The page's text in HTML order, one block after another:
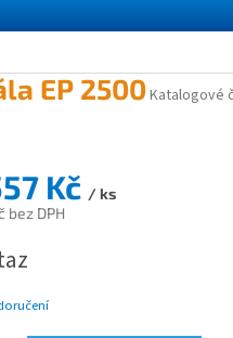
EP 2500Katalogové
Kč / ks
bez DPH